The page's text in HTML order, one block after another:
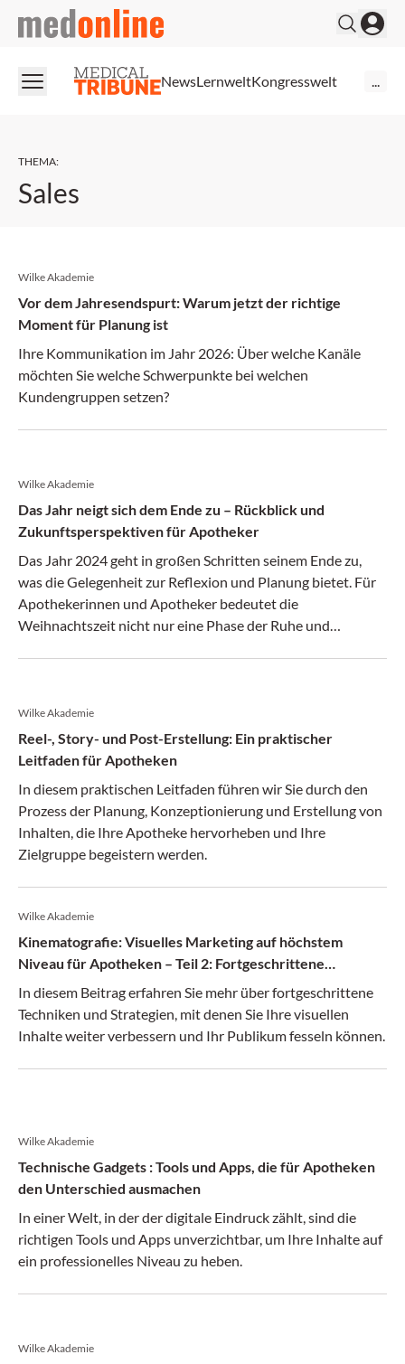
medonline
NewsLernweltKongresswelt
THEMA:
Sales
Wilke Akademie
Vor dem Jahresendspurt: Warum jetzt der richtige
Moment für Planung ist
Ihre Kommunikation im Jahr 2026: Über welche Kanäle
möchten Sie welche Schwerpunkte bei welchen
Kundengruppen setzen?
Wilke Akademie
Das Jahr neigt sich dem Ende zu – Rückblick und
Zukunftsperspektiven für Apotheker
Das Jahr 2024 geht in großen Schritten seinem Ende zu,
was die Gelegenheit zur Reflexion und Planung bietet. Für
Apothekerinnen und Apotheker bedeutet die
Weihnachtszeit nicht nur eine Phase der Ruhe und
Wilke Akademie
Reel-, Story- und Post-Erstellung: Ein praktischer
Leitfaden für Apotheken
In diesem praktischen Leitfaden führen wir Sie durch den
Prozess der Planung, Konzeptionierung und Erstellung von
Inhalten, die Ihre Apotheke hervorheben und Ihre
Zielgruppe begeistern werden.
Wilke Akademie
Kinematografie: Visuelles Marketing auf höchstem
Niveau für Apotheken – Teil 2: Fortgeschrittene
Techniken und Strategien
In diesem Beitrag erfahren Sie mehr über fortgeschrittene
Techniken und Strategien, mit denen Sie Ihre visuellen
Inhalte weiter verbessern und Ihr Publikum fesseln können.
Wilke Akademie
Technische Gadgets : Tools und Apps, die für Apotheken
den Unterschied ausmachen
In einer Welt, in der der digitale Eindruck zählt, sind die
richtigen Tools und Apps unverzichtbar, um Ihre Inhalte auf
ein professionelles Niveau zu heben.
Wilke Akademie